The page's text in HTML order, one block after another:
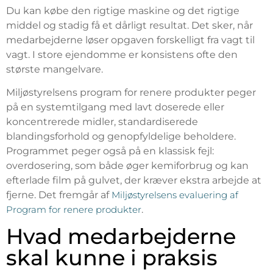
Du kan købe den rigtige maskine og det rigtige
middel og stadig få et dårligt resultat. Det sker, når
medarbejderne løser opgaven forskelligt fra vagt til
vagt. I store ejendomme er konsistens ofte den
største mangelvare.
Miljøstyrelsens program for renere produkter peger
på en systemtilgang med lavt doserede eller
koncentrerede midler, standardiserede
blandingsforhold og genopfyldelige beholdere.
Programmet peger også på en klassisk fejl:
overdosering, som både øger kemiforbrug og kan
efterlade film på gulvet, der kræver ekstra arbejde at
fjerne. Det fremgår af Miljøstyrelsens evaluering af
Program for renere produkter.
Hvad medarbejderne
skal kunne i praksis